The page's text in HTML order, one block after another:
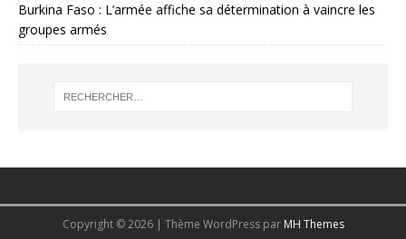
Burkina Faso : L’armée affiche sa détermination à vaincre les
groupes armés
Copyright © 2026 | Thème WordPress par MH Themes